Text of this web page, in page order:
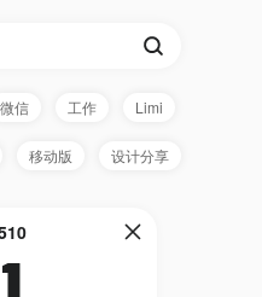
微信 工作 Limi
移动版 设计分享